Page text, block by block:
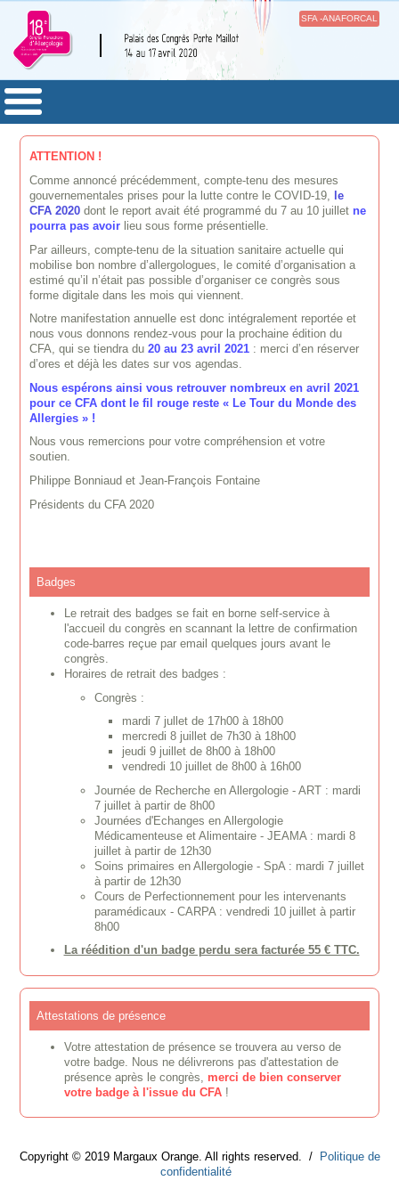
SFA -ANAFORCAL
ATTENTION !
Comme annoncé précédemment, compte-tenu des mesures
gouvernementales prises pour la lutte contre le COVID-19,
le
CFA 2020 dont le report avait été programmé du 7 au 10 juillet ne
pourra pas avoir lieu sous forme présentielle.
Par ailleurs, compte-tenu de la situation sanitaire actuelle qui
mobilise bon nombre d’allergologues, le comité d’organisation a
estimé qu’il n’était pas possible d’organiser ce congrès sous
forme digitale dans les mois qui viennent.
Notre manifestation annuelle est donc intégralement reportée et
nous vous donnons rendez-vous pour la prochaine édition du
CFA, qui se tiendra du20 au 23 avril 2021 : merci d’en réserver
d’ores et déjà les dates sur vos agendas.
Nous espérons ainsi vous retrouver nombreux en avril 2021
pour ce CFA dont le fil rouge reste « Le Tour du Monde des
Allergies » !
Nous vous remercions pour votre compréhension et votre
soutien.
Philippe Bonniaud et Jean-François Fontaine
Présidents du CFA 2020
Badges
Le retrait des badges se fait en borne self-service à
l'accueil du congrès en scannant la lettre de confirmation
code-barres reçue par email quelques jours avant le
congrès.
Horaires de retrait des badges :
Congrès :
mardi 7 jullet de 17h00 à 18h00
mercredi 8 juillet de 7h30 à 18h00
jeudi 9 juillet de 8h00 à 18h00
vendredi 10 juillet de 8h00 à 16h00
Journée de Recherche en Allergologie - ART : mardi
7 juillet à partir de 8h00
Journées d'Echanges en Allergologie
Médicamenteuse et Alimentaire - JEAMA : mardi 8
juillet à partir de 12h30
Soins primaires en Allergologie - SpA : mardi 7 juillet
à partir de 12h30
Cours de Perfectionnement pour les intervenants
paramédicaux - CARPA : vendredi 10 juillet à partir
8h00
La réédition d'un badge perdu sera facturée 55 € TTC.
Attestations de présence
Votre attestation de présence se trouvera au verso de
votre badge. Nous ne délivrerons pas d'attestation de
présence après le congrès, merci de bien conserver
votre badge à l'issue du CFA!
Copyright © 2019 Margaux Orange. All rights reserved. / Politique de
confidentialité